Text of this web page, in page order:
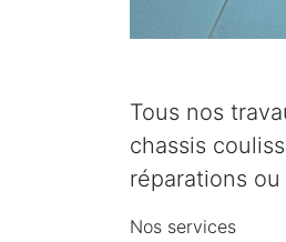
Tous nos
chassis
réparations
Nos services